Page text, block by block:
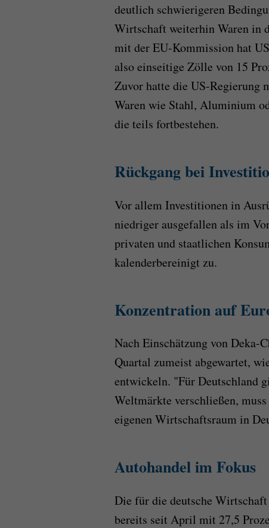
deutlich schwierigeren
Wirtschaft weiterhin Waren in
mit der EU-Kommission hat
also einseitige Zölle von 15
Zuvor hatte die US-Regierung
Waren wie Stahl, Aluminium
die teils fortbestehen.
Rückgang bei
Vor allem Investitionen in
niedriger ausgefallen als im
privaten und staatlichen
kalenderbereinigt zu.
Konzentration auf
Nach Einschätzung von
Quartal zumeist abgewartet,
entwickeln. "Für Deutschland
Weltmärkte verschließen,
eigenen Wirtschaftsraum in
Autohandel im Fokus
Die für die deutsche
bereits seit April mit 27,5